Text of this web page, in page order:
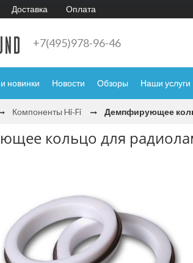
Доставка Оплата
+7(495)978-96-46
новинки Новости Обзоры Наши услуги
Компоненты Hi‑Fi Демпфирующее
кольцо для